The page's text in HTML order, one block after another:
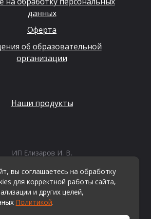
данных
Оферта
об образовательной
организации
Наши продукты
ИП Елизаров И. В.
315665800057162
почта:info@kvestiks.ru
вы соглашаетесь на обработку
для корректной работы сайта,
и других целей,
Политикой.